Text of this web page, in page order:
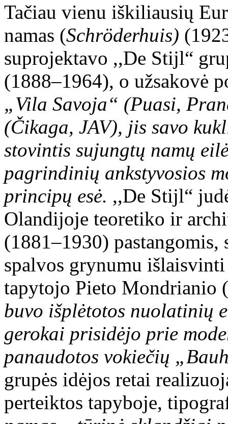
Tačiau vienu iškiliausių
namas (Schröderhuis)
suprojektavo ,,De Stijl“
(1888–1964), o užsakovė
„Vila Savoja“ (Puasi,
(Čikaga, JAV), jis savo
stovintis sujungtų namų
pagrindinių ankstyvosios
principų esė. ,,De Stijl“
Olandijoje teoretiko ir
(1881–1930)
spalvos grynumu
tapytojo Pieto Mondrianio
buvo išplėtotos nuolatinių
gerokai prisidėjo prie
panaudotos vokiečių
grupės idėjos retai
perteiktos tapyboje,